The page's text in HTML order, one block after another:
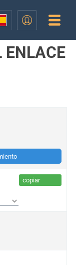
ENLACE
copiar